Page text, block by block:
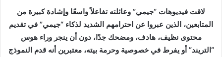
لاقت فيديوهات “جيمي” وعائلته تفاعلاً واسعًا وإشادة كبيرة من
المتابعين، الذين عبروا عن احترامهم الشديد لذكاء “جيمي” في تقديم
محتوى نظيف، هادف، ومضحك جدًا، دون أن ينجر وراء هوس
“التريند” أو يفرط في خصوصية وحرمة بيته، معتبرين أنه قدم النموذج